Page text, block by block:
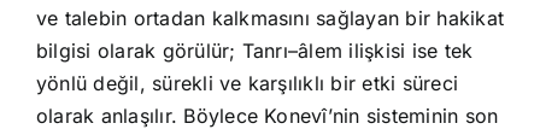
ve talebin ortadan kalkmasını sağlayan bir hakikat
bilgisi olarak görülür; Tanrı–âlem ilişkisi ise tek
yönlü değil, sürekli ve karşılıklı bir etki süreci
olarak anlaşılır. Böylece Konevî’nin sisteminin son